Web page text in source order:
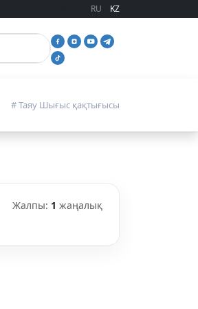
RU KZ
# Таяу Шығыс қақтығысы
Жалпы: 1 жаңалық